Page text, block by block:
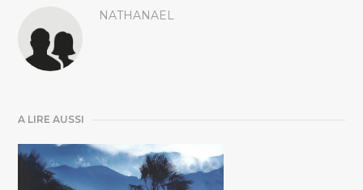
NATHANAEL
A LIRE AUSSI